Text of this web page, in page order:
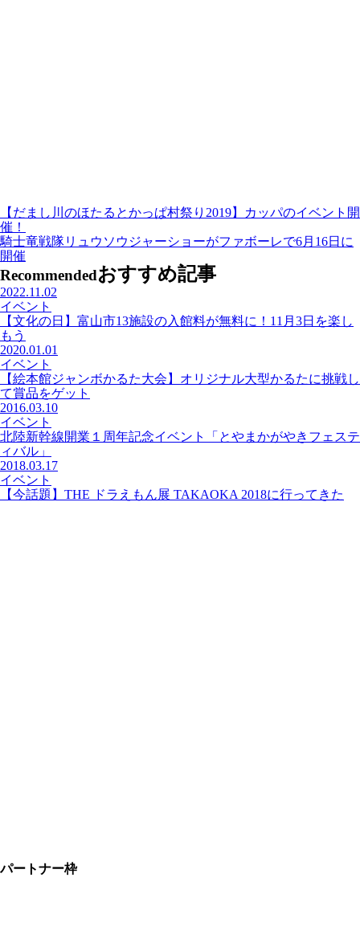
【だまし川のほたるとかっぱ村祭り2019】カッパのイベント開
催！
騎士竜戦隊リュウソウジャーショーがファボーレで6月16日に
開催
Recommendedおすすめ記事
2022.11.02
イベント
【文化の日】富山市13施設の入館料が無料に！11月3日を楽し
もう
2020.01.01
イベント
【絵本館ジャンボかるた大会】オリジナル大型かるたに挑戦し
て賞品をゲット
2016.03.10
イベント
北陸新幹線開業１周年記念イベント「とやまかがやきフェステ
ィバル」
2018.03.17
イベント
【今話題】THE ドラえもん展 TAKAOKA 2018に行ってきた
パートナー枠